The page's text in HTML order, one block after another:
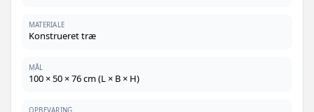
MATERIALE
Konstrueret træ
MÅL
100 × 50 × 76 cm (L × B × H)
OPBEVARING